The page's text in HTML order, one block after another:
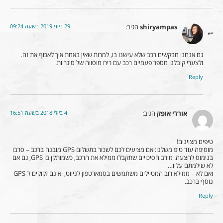
shiryampas הגיב: 29 ביוני 2019 בשעה 09:24
גם אנחנו מבקשים רכב שלא עישנו בו, למרות שאין באמת איך לאכוף את זה.
ולצערי קיבלנו מספר פעמיים רכב עם ריח מוסווה של סיגריות.
Reply
אורלי אופק הגיב: 4 ביולי 2018 בשעה 16:51
טיפים מצוינים!
מוסיפה עוד טיפ משלנו: אם מציעים לכם לשכור בתשלום GPS מובנה ברכב – סרבו
בנימוס להצעה. מירב הסיכויים שתקבלו ממילא את הרכב, כשמותקן בו GPS, גם אם
לא שילמתם עליו…
ואם לא – ממילא רוב המטיילים משתמשים בסמארטפון לניווט, ואינם זקוקים ל-GPS
נוסף ברכב.
Reply